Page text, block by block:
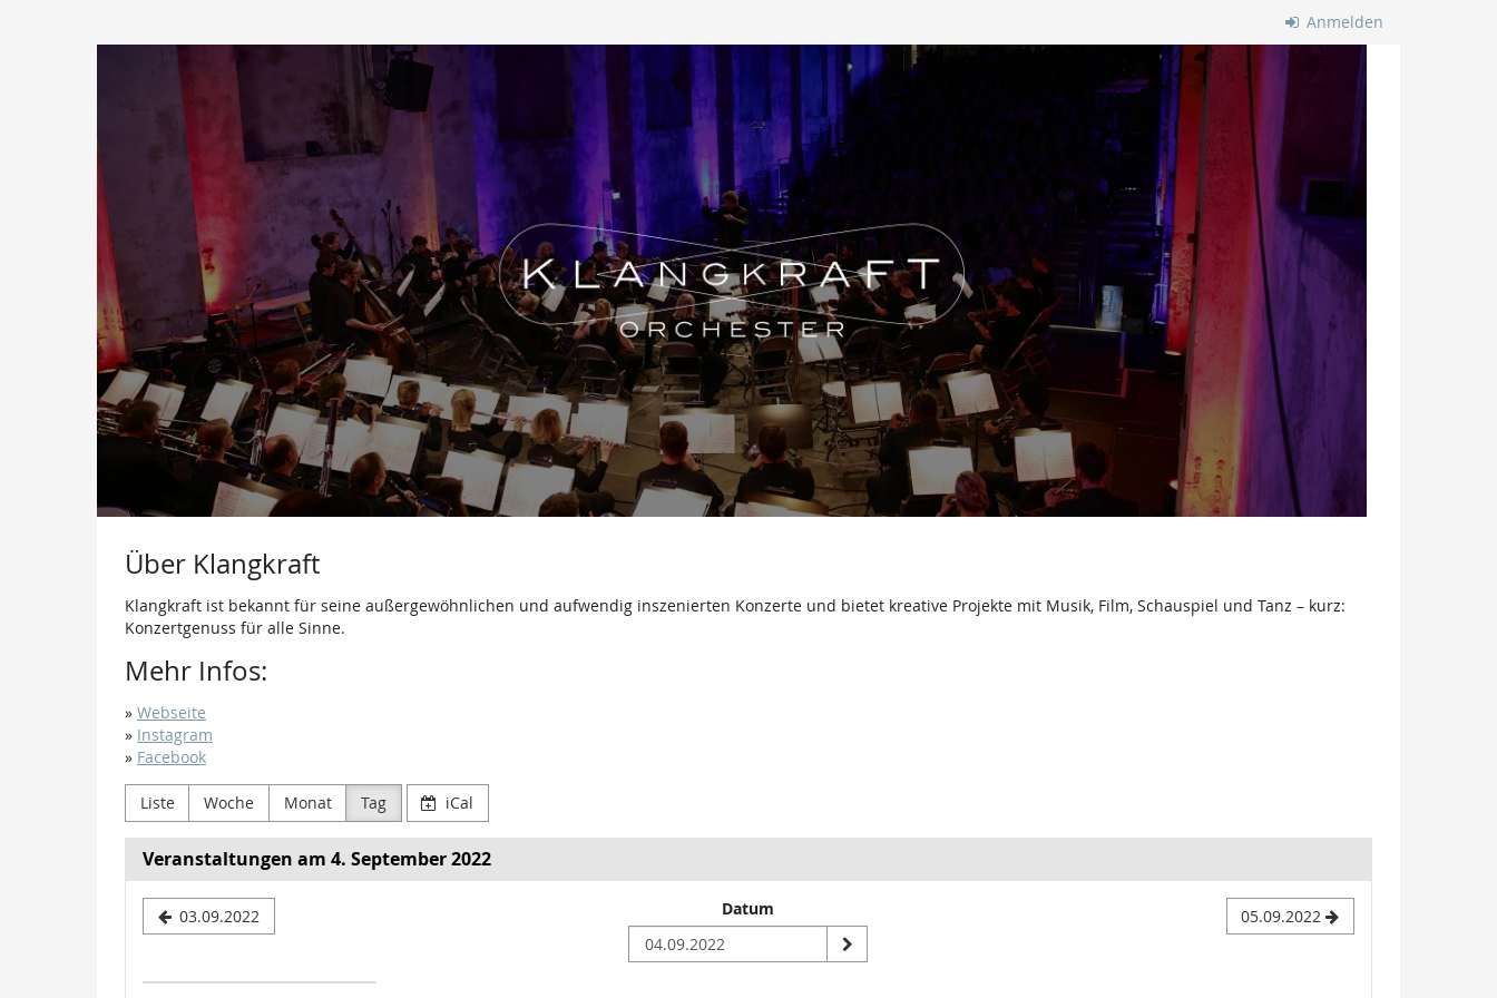
Anmelden
Klangkraft
Orchester
Über Klangkraft
Klangkraft ist bekannt für seine außergewöhnlichen und aufwendig inszenierten Konzerte und bietet kreative Projekte mit Musik, Film, Schauspiel und Tanz – kurz:
Konzertgenuss für alle Sinne.
Mehr Infos:
» Webseite
» Instagram
» Facebook
Liste Woche Monat Tag iCal
Veranstaltungen am 4. September 2022
03.09.2022 Datum 05.09.2022